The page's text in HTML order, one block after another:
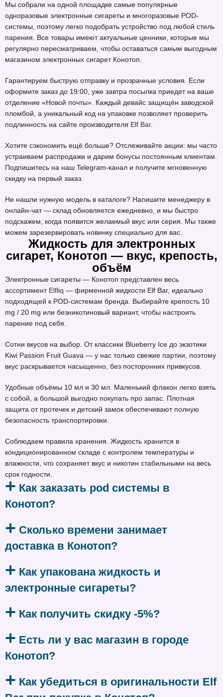
Мы собрали на одной площадке самые популярные
одноразовые электронные сигареты и многоразовые POD-
системы, поэтому легко подобрать устройство под любой стиль
парения. Все товары имеют актуальные ценники, которые мы
регулярно пересматриваем, чтобы оставаться самым выгодным
магазином электронных сигарет Конотоп.
Гарантируем быструю отправку и прозрачные условия. Если
оформите заказ до 19:00, уже завтра посылка приедет на ваше
отделение «Новой почты». Каждый девайс защищён заводской
пломбой, а уникальный код на упаковке позволяет проверить
подлинность на сайте производителя Elf Bar.
Хотите сэкономить ещё больше? Отслеживайте акции: мы часто
устраиваем распродажи и дарим бонусы постоянным клиентам.
Подпишитесь на наш Telegram-канал и получите мгновенную
скидку на первый заказ.
Не нашли нужную модель в каталоге? Напишите менеджеру в
онлайн-чат — склад обновляется ежедневно, и мы быстро
подскажем, когда появится желаемый вкус или серия. Мы также
можем зарезервировать новинку специально для вас.
Жидкость для электронных
сигарет, Конотоп — вкус, крепость,
объём
Электронные сигареты — Конотоп представлен весь
ассортимент Elfliq — фирменной жидкости Elf Bar, идеально
подходящей к POD-системам бренда. Выбирайте крепость 10
mg / 20 mg или безникотиновый вариант, чтобы настроить
парение под себя.
Сотни вкусов на выбор. От классики Blueberry Ice до экзотики
Kiwi Passion Fruit Guava — у нас только свежие партии, поэтому
вкус раскрывается насыщенно, без посторонних привкусов.
Удобные объёмы 10 мл и 30 мл. Маленький флакон легко взять
с собой, а большой выгодно покупать про запас. Плотная
защита от протечек и детский замок обеспечивают полную
безопасность транспортировки.
Соблюдаем правила хранения. Жидкость хранится в
кондиционированном складе с контролем температуры и
влажности, что сохраняет вкус и никотин стабильными на весь
срок годности.
Как заказать pod системы в
Конотоп?
Сколько времени занимает
доставка в Конотоп?
Как упакована жидкость и
электронные сигареты?
Как получить скидку -5%?
Есть ли у вас магазин в городе
Конотоп?
Как убедиться в оригинальности Elf